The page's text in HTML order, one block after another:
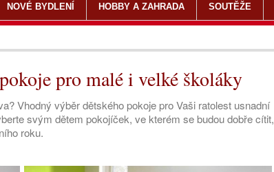
pro malé i velké školáky
Vhodný výběr dětského pokoje pro Vaši ratolest usnadní
svým dětem pokojíček, ve kterém se budou dobře cítit,
roku.
NOVÉ BYDLENÍ HOBBY A ZAHRADA SOUTĚŽE